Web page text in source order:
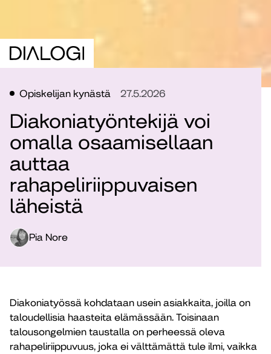
Opiskelijan kynästä 27.5.2026
Diakoniatyöntekijä voi
omalla osaamisellaan
auttaa
rahapeliriippuvaisen
läheistä
Pia Nore
Diakoniatyössä kohdataan usein asiakkaita, joilla on
taloudellisia haasteita elämässään. Toisinaan
talousongelmien taustalla on perheessä oleva
rahapeliriippuvuus, joka ei välttämättä tule ilmi, vaikka